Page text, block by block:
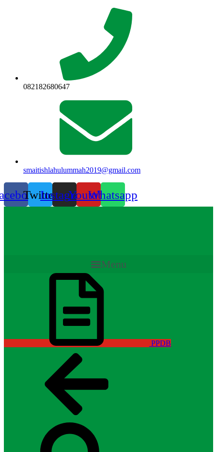
082182680647
smaitishlahulummah2019@gmail.com
TwitterInstagramYoutubeWhatsapp
Menu
PPDB